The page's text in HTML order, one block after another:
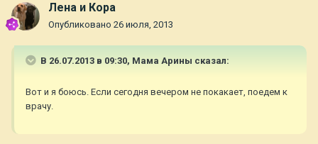
Лена и Кора
Опубликовано 26 июля, 2013
В 26.07.2013 в 09:30, Мама Арины сказал:
Вот и я боюсь. Если сегодня вечером не покакает, поедем к
врачу.